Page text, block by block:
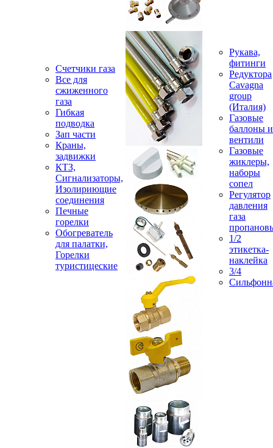
Счетчики газа
Все для
сжиженного
газа
Гибкая
подводка
Зап части
Краны,
задвижки
КТЗ,
Сигнализаторы,
Изолириющие
соединения
Печные
горелки
Обогреватель
для палатки,
Горелки
туристицеские
Рукава,
фитинги
Редуктора
Cavagna
group
(Италия)
Газовые
баллоны и
вентили
Газовые
жиклеры,
наборы
сопел
Регулятор
давления
газа
1/2
этикетка-
наклейка
3/4